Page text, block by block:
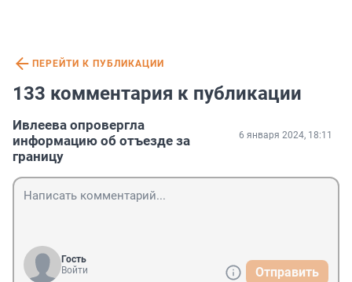
ПЕРЕЙТИ К ПУБЛИКАЦИИ
133 комментария к публикации
Ивлеева опровергла
информацию об отъезде за
границу
6 января 2024, 18:11
Гость
Войти
Отправить